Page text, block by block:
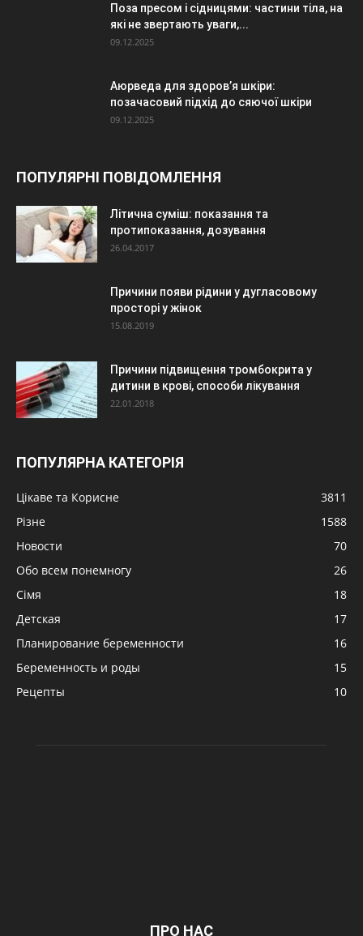
Поза пресом і сідницями: частини тіла, на
які не звертають уваги,...
09.12.2025
Аюрведа для здоров’я шкіри:
позачасовий підхід до сяючої шкіри
09.12.2025
ПОПУЛЯРНІ ПОВІДОМЛЕННЯ
Літична суміш: показання та
протипоказання, дозування
26.04.2017
Причини появи рідини у дугласовому
просторі у жінок
15.08.2019
Причини підвищення тромбокрита у
дитини в крові, способи лікування
22.01.2018
ПОПУЛЯРНА КАТЕГОРІЯ
Цікаве та Корисне
3811
Різне
1588
Новости
70
Обо всем понемногу
26
Сімя
18
Детская
17
Планирование беременности
16
Беременность и роды
15
Рецепты
10
ПРО НАС